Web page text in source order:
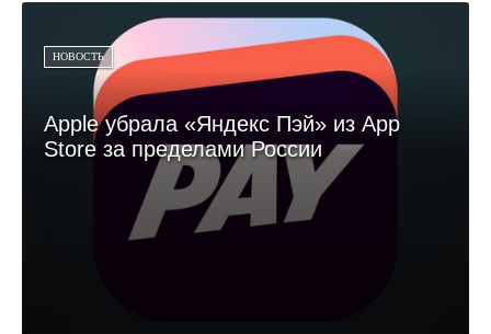
НОВОСТЬ
Apple убрала «Яндекс Пэй» из App
Store за пределами России